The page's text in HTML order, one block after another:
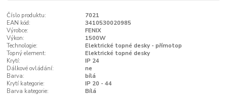
Číslo produktu:
7021
EAN kód:
3410530020985
Výrobce:
FENIX
Výkon:
1500W
Technologie:
Elektrické topné desky - přímotop
Topný element:
Elektrické topné desky
Krytí:
IP 24
Dálkové ovládání:
ne
Barva:
bílá
Krytí kategorie:
IP 20 - 44
Barva kategorie:
Bílá